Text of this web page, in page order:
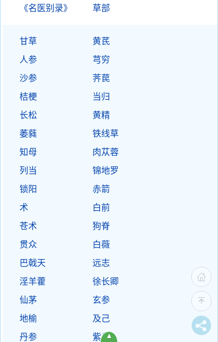
《名医别录》
草部
甘草
黄芪
人参
芎穷
沙参
荠苠
桔梗
当归
长松
黄精
萎蕤
铁线草
知母
肉苁蓉
列当
锦地罗
锁阳
赤箭
术
白前
苍术
狗脊
贯众
白薇
巴戟天
远志
淫羊藿
徐长卿
仙茅
玄参
地榆
及己
丹参
紫参▲